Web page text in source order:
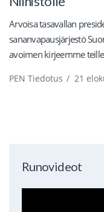
Arvoisa tasavallan
sananvapausjärjestö
avoimen kirjeemme
PEN Tiedotus / 21
Runovideot